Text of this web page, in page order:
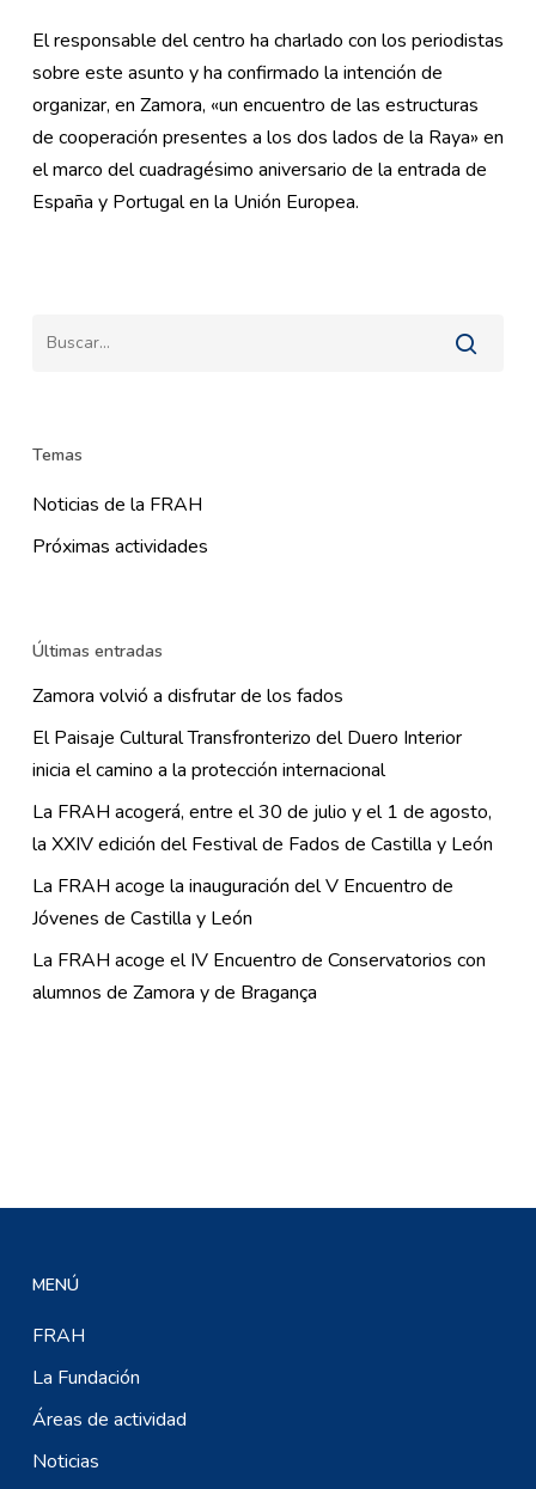
El responsable del centro ha charlado con los periodistas
sobre este asunto y ha confirmado la intención de
organizar, en Zamora, «un encuentro de las estructuras
de cooperación presentes a los dos lados de la Raya» en
el marco del cuadragésimo aniversario de la entrada de
España y Portugal en la Unión Europea.
Temas
Noticias de la FRAH
Próximas actividades
Últimas entradas
Zamora volvió a disfrutar de los fados
El Paisaje Cultural Transfronterizo del Duero Interior
inicia el camino a la protección internacional
La FRAH acogerá, entre el 30 de julio y el 1 de agosto,
la XXIV edición del Festival de Fados de Castilla y León
La FRAH acoge la inauguración del V Encuentro de
Jóvenes de Castilla y León
La FRAH acoge el IV Encuentro de Conservatorios con
alumnos de Zamora y de Bragança
MENÚ
FRAH
La Fundación
Áreas de actividad
Noticias